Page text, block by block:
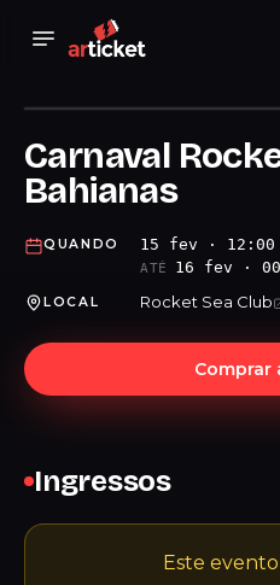
Carnaval
Bahianas
QUANDO 15 fev · 12:00
ATÉ 16 fev ·
LOCAL Rocket Sea Club
Comprar
Ingressos
Este